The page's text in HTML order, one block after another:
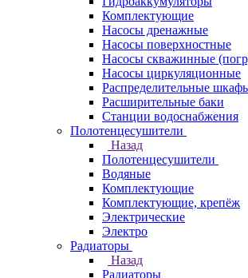
Комплектующие
Насосы дренажные
Насосы поверхностные
Насосы скважинные
Насосы циркуляционные
Распределительные
Расширительные баки
Станции водоснабжения
Полотенцесушители
Назад
Полотенцесушители
Водяные
Комплектующие
Комплектующие, крепёж
Электрические
Электро
Радиаторы
Назад
Радиаторы